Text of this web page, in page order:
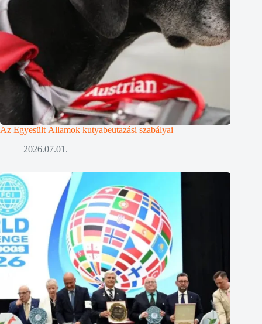
Az Egyesült Államok kutyabeutazási szabályai
2026.07.01.